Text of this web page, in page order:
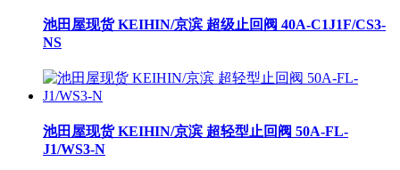
池田屋现货 KEIHIN/京滨 超级止回阀 40A-C1J1F/CS3-
NS
池田屋现货 KEIHIN/京滨 超轻型止回阀 50A-FL-
J1/WS3-N